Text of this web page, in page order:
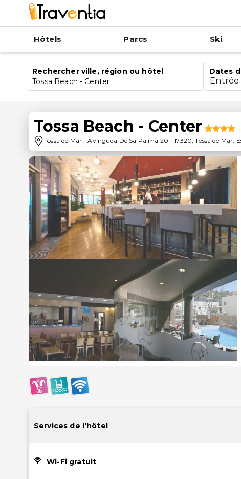
Hôtels Parcs Ski
Rechercher ville, région ou hôtel
Tossa Beach - Center
Dates
Entrée
Tossa Beach - Center
Tossa de Mar-Avinguda De Sa Palma 20 -17320,Tossa de Mar,
Services de l'hôtel
Wi-Fi gratuit